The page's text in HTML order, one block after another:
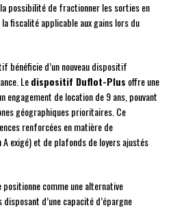
la possibilité de fractionner les sorties en
fiscalité applicable aux gains lors du
bénéficie d’un nouveau dispositif
Ledispositif Duflot-Plus offre une
engagement de location de 9 ans, pouvant
géographiques prioritaires. Ce
renforcées en matière de
exigé) et de plafonds de loyers ajustés
positionne comme une alternative
d’une capacité d’épargne